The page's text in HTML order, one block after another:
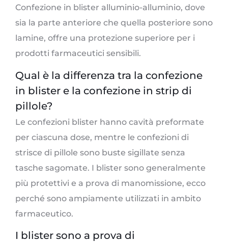
Confezione in blister alluminio-alluminio, dove
sia la parte anteriore che quella posteriore sono
lamine, offre una protezione superiore per i
prodotti farmaceutici sensibili.
Qual è la differenza tra la confezione
in blister e la confezione in strip di
pillole?
Le confezioni blister hanno cavità preformate
per ciascuna dose, mentre le confezioni di
strisce di pillole sono buste sigillate senza
tasche sagomate. I blister sono generalmente
più protettivi e a prova di manomissione, ecco
perché sono ampiamente utilizzati in ambito
farmaceutico.
I blister sono a prova di